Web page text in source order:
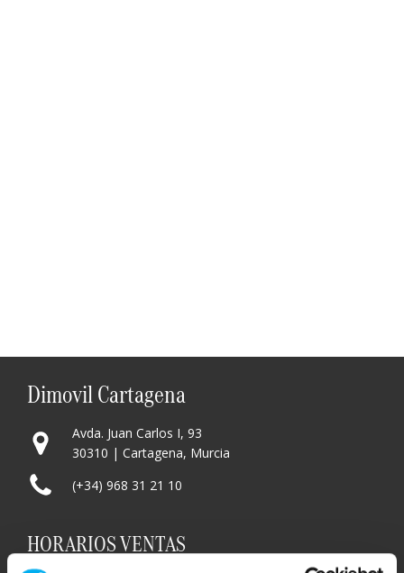
Dimovil Cartagena
Avda. Juan Carlos I, 93
30310 | Cartagena, Murcia
(+34) 968 31 21 10
HORARIOS VENTAS